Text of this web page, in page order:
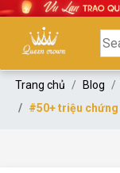
Trang chủ Blog
#50+ triệu chứng